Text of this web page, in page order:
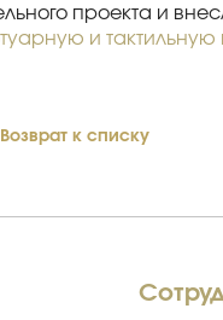
проекта и
и тактильную
Возврат к списку